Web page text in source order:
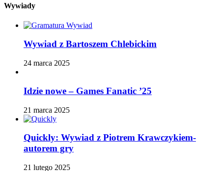
Wywiady
Wywiad z Bartoszem Chlebickim
24 marca 2025
Idzie nowe – Games Fanatic ’25
21 marca 2025
Quickly: Wywiad z Piotrem Krawczykiem-
autorem gry
21 lutego 2025